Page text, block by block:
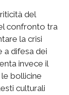
del
confronto tra
la crisi
a difesa dei
invece il
bollicine
culturali